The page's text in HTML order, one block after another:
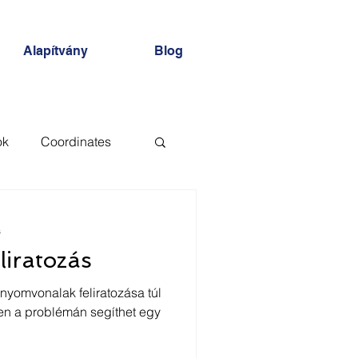
Alapítvány Blog
Coordinates
feliratozása túl
a problémán segíthet egy